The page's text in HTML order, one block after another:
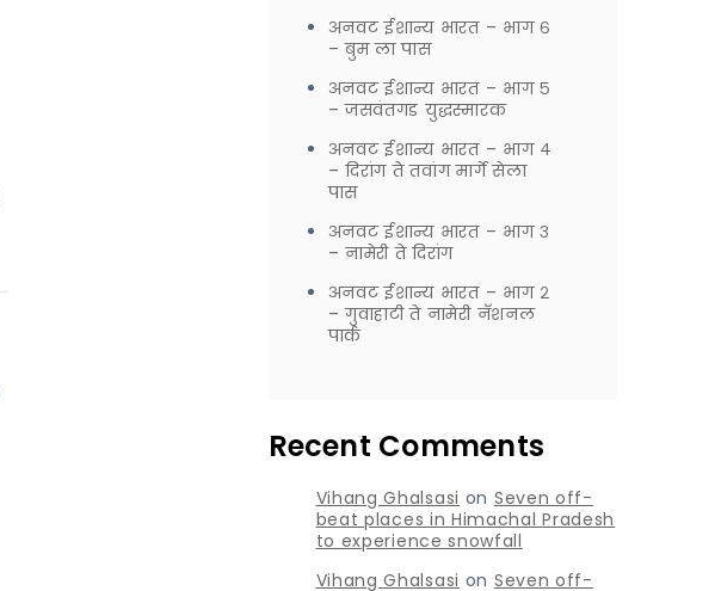
अनवट ईशान्य भारत – भाग ६
– बुम ला पास
अनवट ईशान्य भारत – भाग ५
– जसवंतगड युद्धस्मारक
अनवट ईशान्य भारत – भाग ४
– दिरांग ते तवांग मार्गे सेला
पास
अनवट ईशान्य भारत – भाग ३
– नामेरी ते दिरांग
अनवट ईशान्य भारत – भाग २
– गुवाहाटी ते नामेरी नॅशनल
पार्क
Recent Comments
Vihang Ghalsasi on Seven off-
beat places in Himachal Pradesh
to experience snowfall
Vihang Ghalsasi on Seven off-